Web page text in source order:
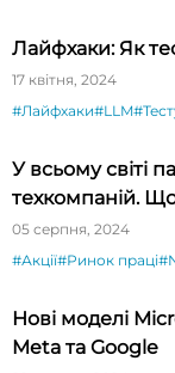
Лайфхаки: Як
17 квітня, 2024
#Лайфхаки#LLM
У всьому світі
техкомпаній.
05 серпня, 2024
#Акції#Ринок праці
Нові моделі
Meta та Google